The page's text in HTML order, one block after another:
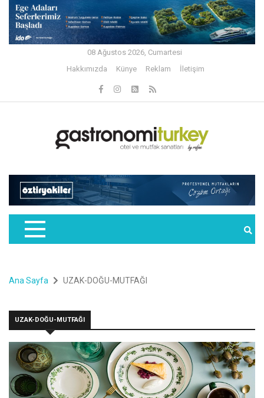
08 Ağustos 2026, Cumartesi
Hakkımızda
Künye Reklam İletişim
Ana Sayfa UZAK-DOĞU-MUTFAĞI
UZAK-DOĞU-MUTFAĞI